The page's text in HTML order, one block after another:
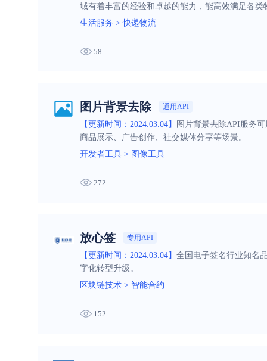
域有着丰富的经验和卓越的能力，能高效满足各
生活服务 >快递物流
58
图片背景去除 通用API
【更新时间：2024.03.04】
图片背景去除API服务
商品展示、广告创作、社交媒体分享等场景。
开发者工具 > 图像工具
272
放心签 专用API
【更新时间：2024.03.04】 全国电子签名行业知名
字化转型升级。
区块链技术 > 智能合约
152